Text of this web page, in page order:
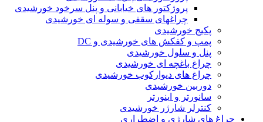
پروژکتور های خیابانی و پنل سرخود خورشیدی
چراغهای سقفی و سوله ای خورشیدی
پکیج خورشیدی
پمپ و کفکش های خورشیدی و DC
پنل و سلول خورشیدی
چراغ باغچه ای خورشیدی
چراغ های دیوارکوب خورشیدی
دوربین خورشیدی
سانورتر و اینورتر
کنترلر شارژر خورشیدی
چراغ های شارژی و اضطراری